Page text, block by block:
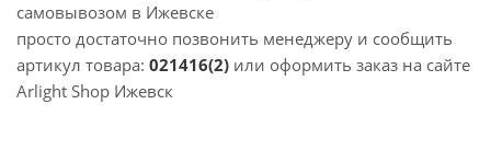
самовывозом в Ижевске
просто достаточно позвонить менеджеру и сообщить
артикул товара: 021416(2) или оформить заказ на сайте
Arlight Shop Ижевск